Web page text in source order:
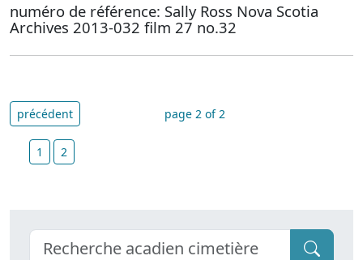
numéro de référence: Sally Ross Nova Scotia
Archives 2013-032 film 27 no.32
précédent page 2 of 2
1 2